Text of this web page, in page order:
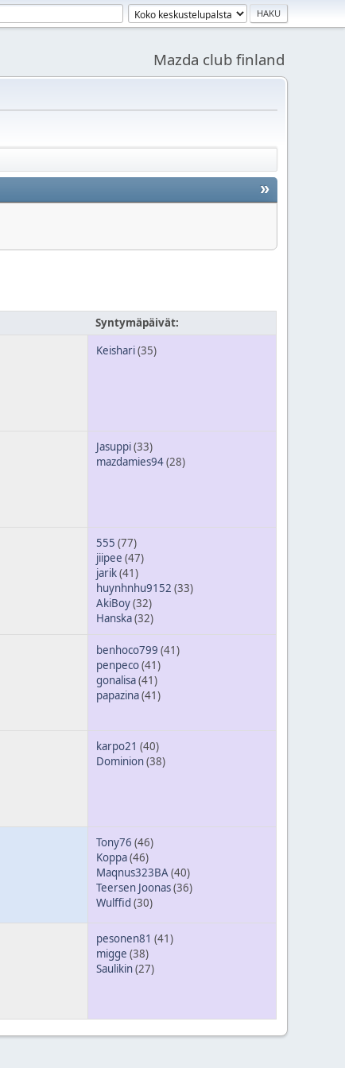
Mazda club finland
»
Syntymäpäivät:
Keishari(35)
Jasuppi(33)
mazdamies94(28)
555 (77)
jiipee (47)
jarik(41)
huynhnhu9152 (33)
AkiBoy(32)
Hanska(32)
benhoco799 (41)
penpeco(41)
gonalisa(41)
papazina(41)
karpo21 (40)
Dominion(38)
Tony76 (46)
Koppa(46)
Maqnus323BA(40)
Teersen Joonas(36)
Wulffid (30)
pesonen81 (41)
migge (38)
Saulikin(27)